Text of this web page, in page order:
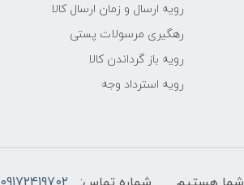
رویه ارسال و زمان ارسال کالا
رهگیری مرسولات پستی
رویه باز گرداندن کالا
رویه استرداد وجه